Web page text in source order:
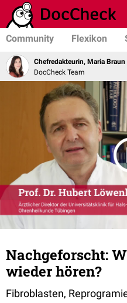
Community Flexikon
Chefredakteurin, Maria Braun
DocCheck Team
Nachgeforscht:
wieder hören?
Fibroblasten,